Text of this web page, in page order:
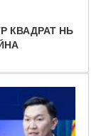
КВАДРАТ НЬ